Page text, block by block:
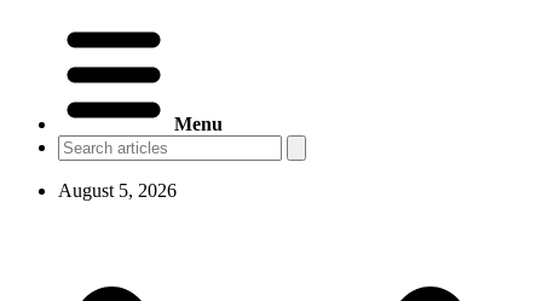
Menu
August 5, 2026